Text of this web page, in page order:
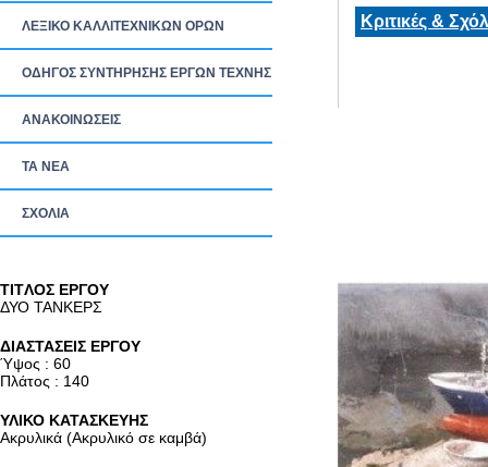
ΛΕΞΙΚΟ ΚΑΛΛΙΤΕΧΝΙΚΩΝ ΟΡΩΝ
ΟΔΗΓΟΣ ΣΥΝΤΗΡΗΣΗΣ ΕΡΓΩΝ ΤΕΧΝΗΣ
ΑΝΑΚΟΙΝΩΣΕΙΣ
ΤΑ ΝEΑ
ΣΧΟΛΙΑ
Κριτικές &
TITΛΟΣ ΕΡΓΟΥ
ΔΥΟ ΤΑΝΚΕΡΣ
ΔΙΑΣΤΑΣΕΙΣ ΕΡΓΟΥ
Ύψος : 60
Πλάτος : 140
ΥΛΙΚΟ ΚΑΤΑΣΚΕΥΗΣ
Ακρυλικά (Ακρυλικό σε καμβά)